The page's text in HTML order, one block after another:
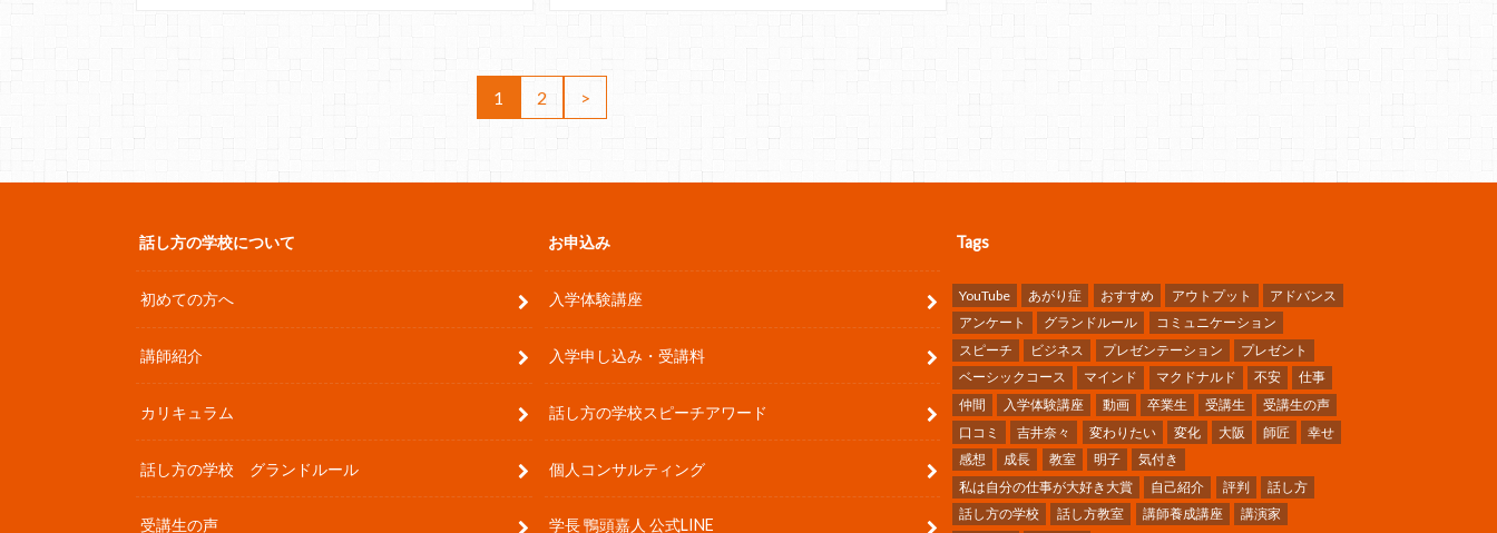
1 2 >
話し方の学校について
初めての方へ
講師紹介
カリキュラム
話し方の学校 グランドルール
受講生の声
お申込み
入学体験講座
入学申し込み・受講料
話し方の学校スピーチアワード
個人コンサルティング
学長 鴨頭嘉人 公式LINE
Tags
YouTube あがり症 おすすめ アウトプット
アドバンス
アンケート
グランドルール
コミュニケーション
スピーチ
ビジネス プレゼンテーション
プレゼント
ベーシックコース
マインド マクドナルド 不安
仕事
仲間
入学体験講座 動画 卒業生 受講生
受講生の声
口コミ
吉井奈々 変わりたい 変化 大阪 師匠
幸せ
感想
成長 教室 明子
気付き
私は自分の仕事が大好き大賞
自己紹介 評判
話し方
話し方の学校
話し方教室 講師養成講座
講演家